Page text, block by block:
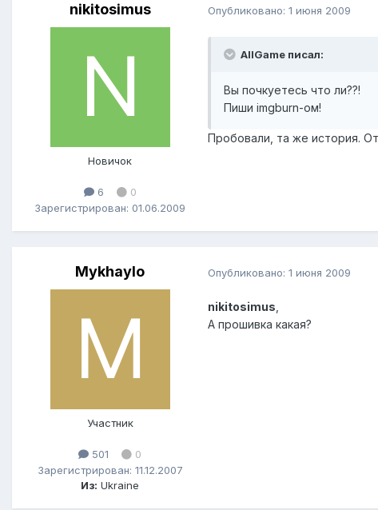
nikitosimus
Новичок
6
0
Зарегистрирован: 01.06.2009
Опубликовано: 1 июня 2009
AllGame писал:
Вы почкуетесь что ли??!
Пиши imgburn-ом!
Пробовали, та же история.
Mykhaylo
Участник
501
0
Зарегистрирован: 11.12.2007
Из: Ukraine
Опубликовано: 1 июня 2009
nikitosimus
А прошивка какая?